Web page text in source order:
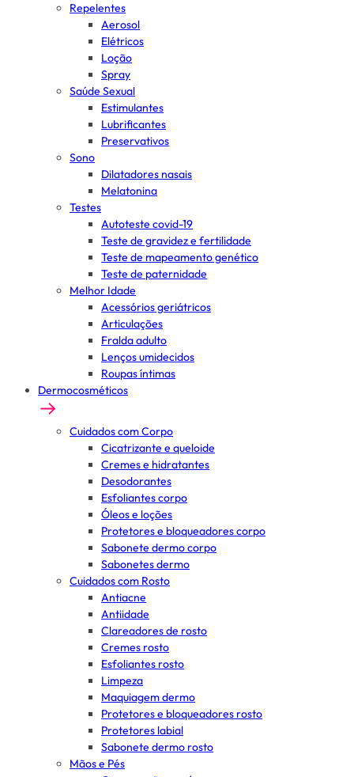
Repelentes
Aerosol
Elétricos
Loção
Spray
Saúde Sexual
Estimulantes
Lubrificantes
Preservativos
Sono
Dilatadores nasais
Melatonina
Testes
Autoteste covid-19
Teste de gravidez e fertilidade
Teste de mapeamento genético
Teste de paternidade
Melhor Idade
Acessórios geriátricos
Articulações
Fralda adulto
Lenços umidecidos
Roupas íntimas
Dermocosméticos
Cuidados com Corpo
Cicatrizante e queloide
Cremes e hidratantes
Desodorantes
Esfoliantes corpo
Óleos e loções
Protetores e bloqueadores corpo
Sabonete dermo corpo
Sabonetes dermo
Cuidados com Rosto
Antiacne
Antiidade
Clareadores de rosto
Cremes rosto
Esfoliantes rosto
Limpeza
Maquiagem dermo
Protetores e bloqueadores rosto
Protetores labial
Sabonete dermo rosto
Mãos e Pés